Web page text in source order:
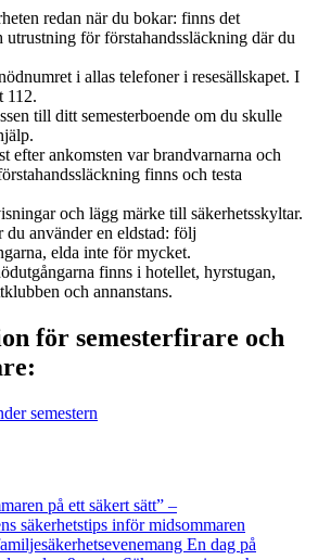
redan när du bokar: finns det
utrustning för förstahandssläckning där du
i allas telefoner i resesällskapet. I
112.
till ditt semesterboende om du skulle
efter ankomsten var brandvarnarna och
finns och testa
och lägg märke till säkerhetsskyltar.
du använder en eldstad: följ
elda inte för mycket.
finns i hotellet, hyrstugan,
och annanstans.
för semesterfirare och
semestern
på ett säkert sätt” –
säkerhetstips inför midsommaren
En dag på